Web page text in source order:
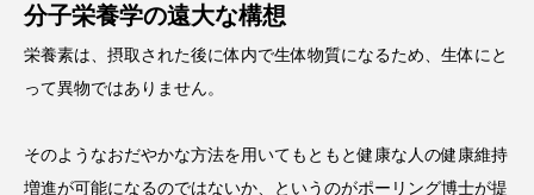
分子栄養学の遠大な構想
栄養素は、摂取された後に体内で生体物質になるため、生体にと
って異物ではありません。
そのようなおだやかな方法を用いてもともと健康な人の健康維持
増進が可能になるのではないか、というのがポーリング博士が提